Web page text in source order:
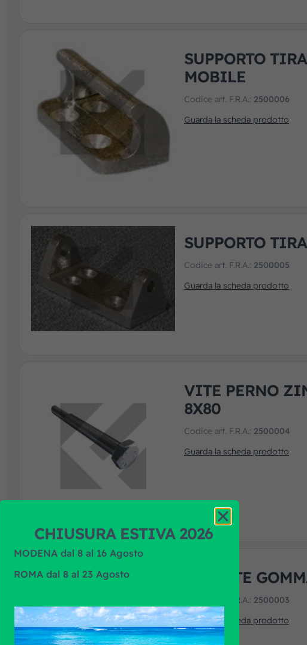
SUPPORTO
MOBILE
Codice art. F.R.A.: 2500006
Guarda la scheda prodotto
SUPPORTO
Codice art. F.R.A.: 2500005
Guarda la scheda prodotto
VITE PERNO
8X80
Codice art. F.R.A.: 2500004
Guarda la scheda prodotto
TIRANTE
Codice art. F.R.A.: 2500003
Guarda la scheda prodotto
CHIUSURA ESTIVA 2026
MODENA dal 8 al 16 Agosto
ROMA dal 8 al 23 Agosto